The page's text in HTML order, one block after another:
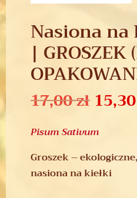
Nasiona na
| GROSZEK
17,00zł 15,30
Pisum Sativum
Groszek –
nasiona na kiełki